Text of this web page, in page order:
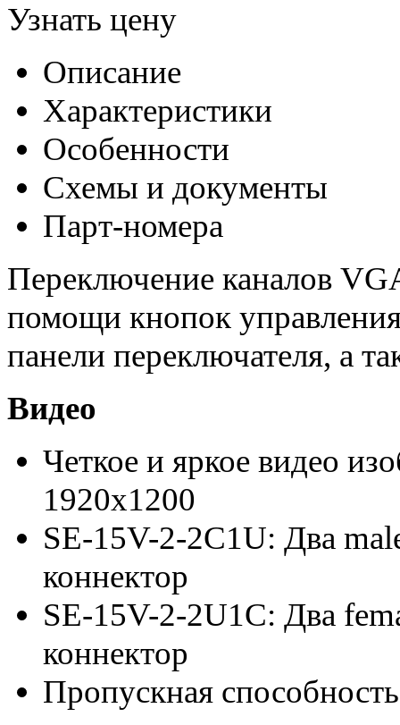
Узнать цену
Описание
Характеристики
Особенности
Схемы и документы
Парт-номера
Переключение каналов
помощи кнопок
панели переключателя, а
Видео
Четкое и яркое видео
1920x1200
SE-15V-2-2C1U: Два
коннектор
SE-15V-2-2U1C: Два
коннектор
Пропускная